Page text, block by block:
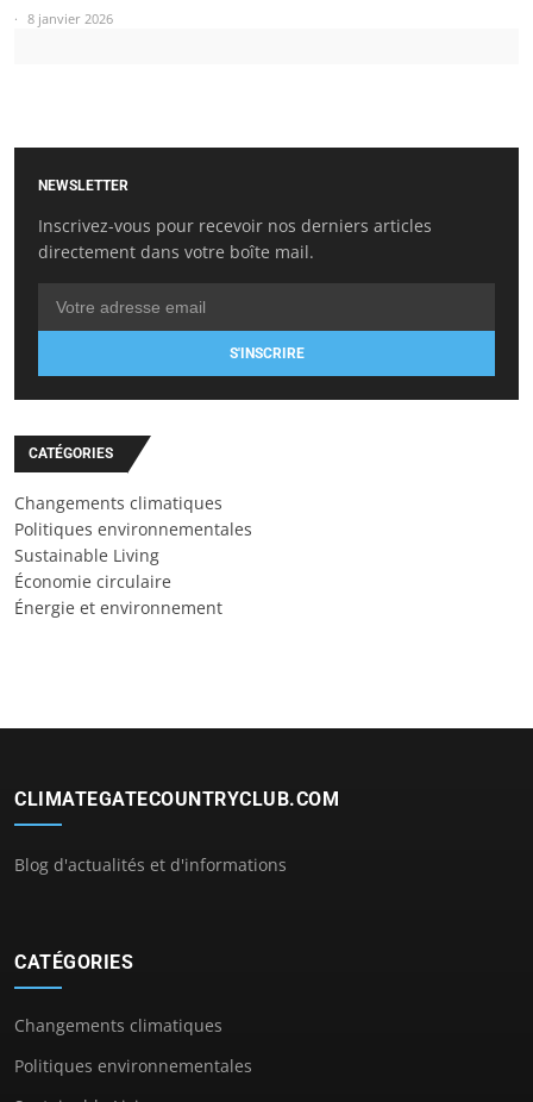
8 janvier 2026
NEWSLETTER
Inscrivez-vous pour recevoir nos derniers articles
directement dans votre boîte mail.
S'INSCRIRE
CATÉGORIES
Changements climatiques
Politiques environnementales
Sustainable Living
Économie circulaire
Énergie et environnement
CLIMATEGATECOUNTRYCLUB.COM
Blog d'actualités et d'informations
CATÉGORIES
Changements climatiques
Politiques environnementales